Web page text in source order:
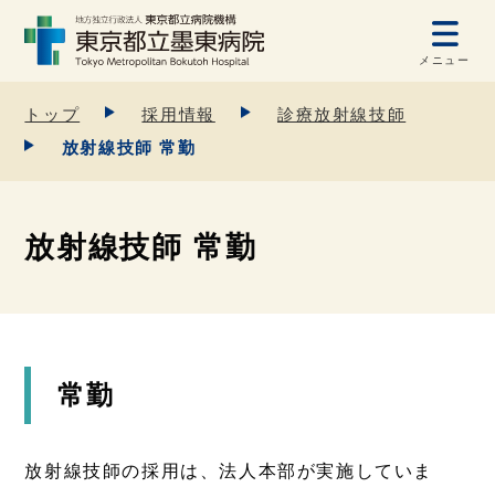
メニュー
トップ 採用情報
診療放射線技師
放射線技師 常勤
放射線技師 常勤
常勤
放射線技師の採用は、法人本部が実施していま